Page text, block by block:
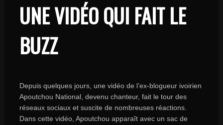
UNE VIDÉO QUI FAIT LE
BUZZ
Depuis quelques jours, une vidéo de l’ex-blogueur ivoirien
Apoutchou National, devenu chanteur, fait le tour des
réseaux sociaux et suscite de nombreuses réactions.
Dans cette vidéo, Apoutchou apparaît avec un sac de